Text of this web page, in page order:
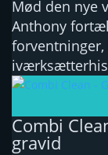
Mød den nye
Anthony
Combi
gravid